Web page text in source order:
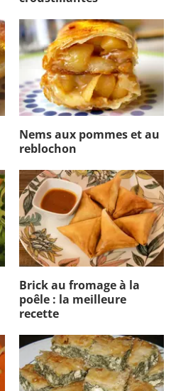
Nems aux pommes et au
reblochon
Brick au fromage à la
poêle : la meilleure
recette